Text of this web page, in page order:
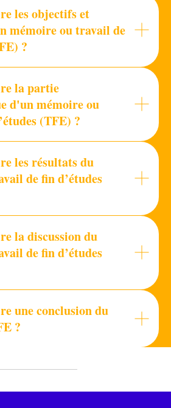
les objectifs et
mémoire ou travail de
?
la partie
d'un mémoire ou
(TFE) ?
les résultats du
de fin d’études
la discussion du
de fin d’études
une conclusion du
?